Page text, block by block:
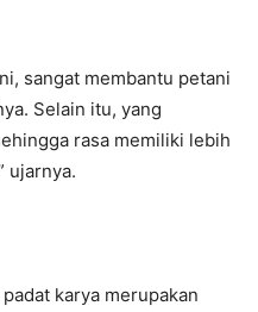
sangat membantu petani
Selain itu, yang
rasa memiliki lebih
ujarnya.
karya merupakan